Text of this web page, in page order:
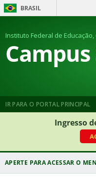
BRASIL
Instituto Federal de
IR PARA O PORTAL PRINCIPAL
Ingresso